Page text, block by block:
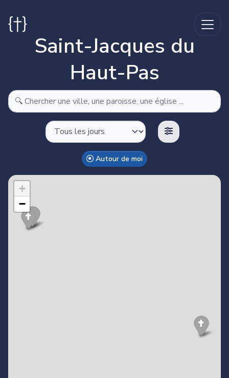
Saint-Jacques du
Haut-Pas
Autour de moi
Make this Notebook Trusted to load map: File -> Trust